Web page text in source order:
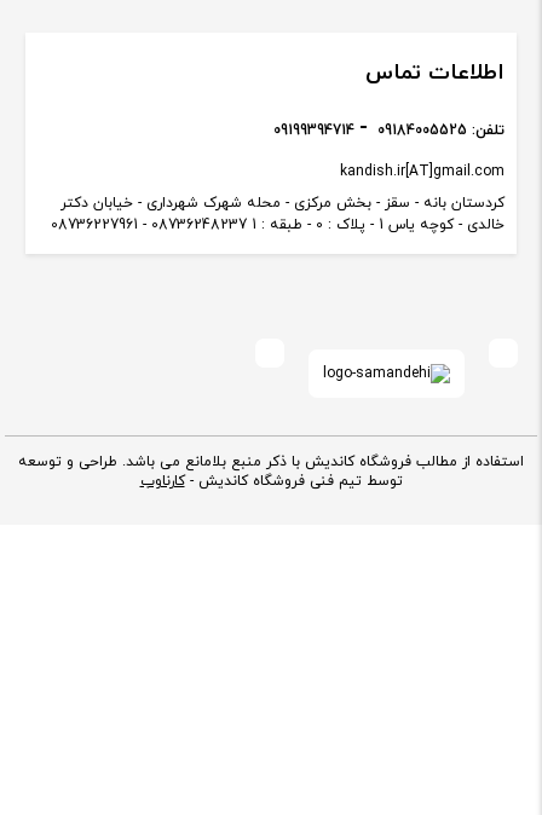
اطلاعات تماس
کردستان بانه - سقز - بخش مرکزی - محله شهرک شهرداری - خیابان دکتر
خالدی - کوچه یاس 1 - پلاک : 0 - طبقه : 1 08736248237 - 08736227961
kandish.ir[AT]gmail.com
تلفن: 09184005525
09199394714
استفاده از مطالب فروشگاه کاندیش با ذکر منبع بلامانع می باشد. طراحی و توسعه
توسط تیم فنی فروشگاه کاندیش -کارناوب